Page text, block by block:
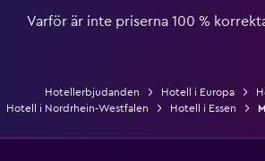
Varför är inte priserna 100 %
Hotellerbjudanden Hotell i Europa
Hotell i Nordrhein-Westfalen
Hotell i Essen